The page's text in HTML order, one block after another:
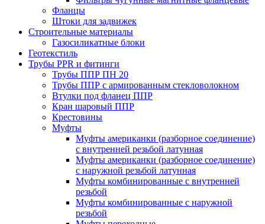
Фланцы
Штоки для задвижек
Строительные материалы
Газосиликатные блоки
Геотекстиль
Трубы PPR и фитинги
Трубы ППР ПН 20
Трубы ППР с армированным стекловолокном
Втулки под фланец ППР
Кран шаровый ППР
Крестовины
Муфты
Муфты американки (разборное соединение)
с внутренней резьбой латунная
Муфты американки (разборное соединение)
с наружной резьбой латунная
Муфты комбинированные с внутренней
резьбой
Муфты комбинированные с наружной
резьбой